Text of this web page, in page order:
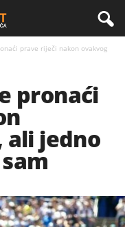
prave riječi nakon ovakvog
pronaći
ali jedno